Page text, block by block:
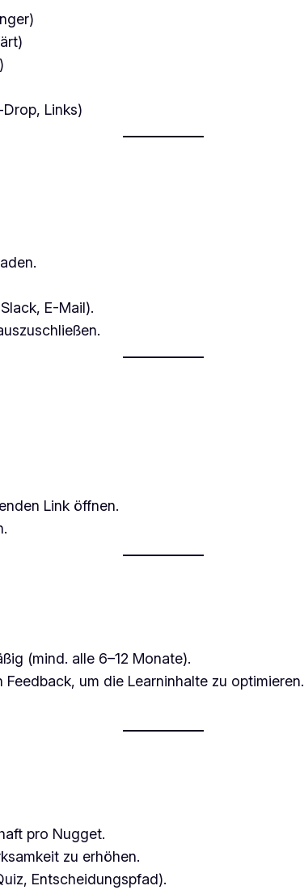
Links)
E-Mail).
Link öffnen.
(mind. alle 6–12 Monate).
um die Learninhalte zu optimieren.
pro Nugget.
zu erhöhen.
Entscheidungspfad).